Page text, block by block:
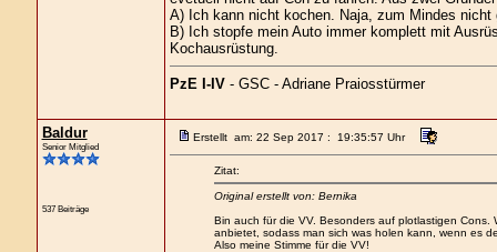
A) Ich kann nicht kochen. Naja, zum Mindes
B) Ich stopfe mein Auto immer komplett mit
Kochausrüstung.
PzE I-IV- GSC - Adriane Praiosstürmer
Baldur
Senior Mitglied
537 Beiträge
Erstellt am: 22 Sep 2017 : 19:35:57 Uhr
Zitat:
Original erstellt von: Bernika
Bin auch für die VV. Besonders auf plotlastigen Cons.
anbietet, sodass man sich was holen kann, wenn es
Also meine Stimme für die VV!